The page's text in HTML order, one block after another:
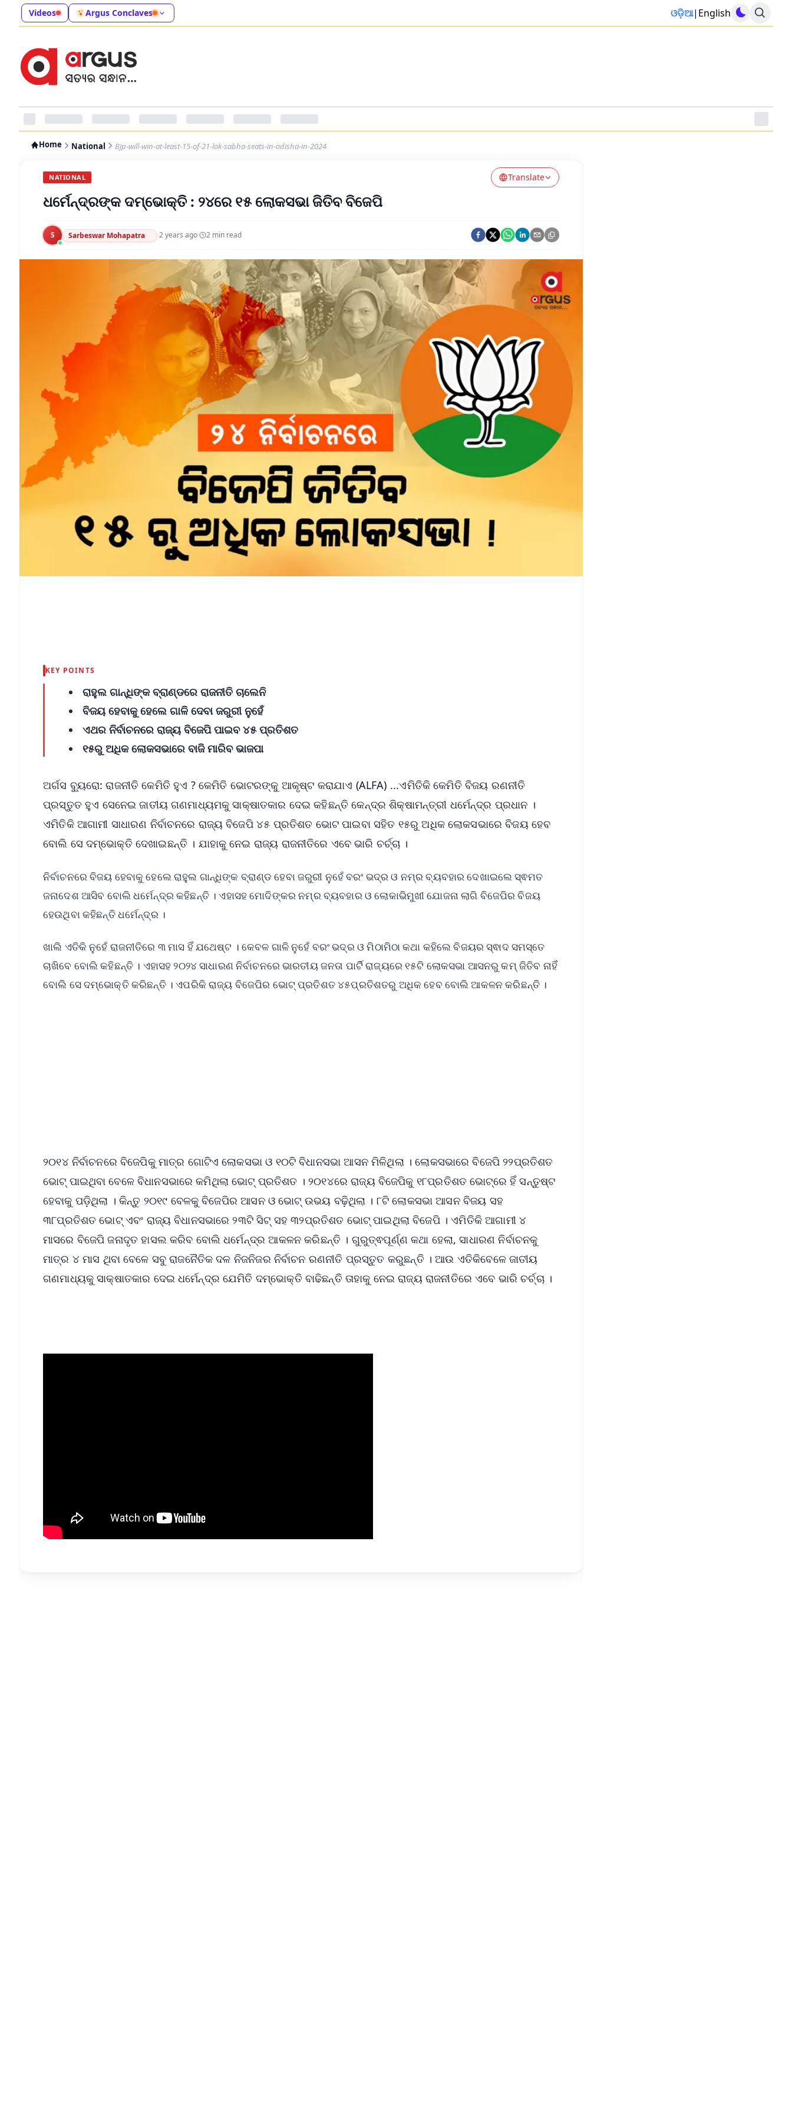
Videos Argus Conclaves ଓଡ଼ିଆ| English
Home National Bjp-will-win-at-least-15-of-21-lok-sabha-seats-in-odisha-in-2024
NATIONAL Translate
ଧର୍ମେନ୍ଦ୍ରଙ୍କ ଦମ୍ଭୋକ୍ତି : ୨୪ରେ ୧୫ ଲୋକସଭା ଜିତିବ ବିଜେପି
S Sarbeswar Mohapatra ·2 years ago· 2 min read
KEY POINTS
ରାହୁଲ ଗାନ୍ଧିଙ୍କ ବ୍ରାଣ୍ଡରେ ରାଜନୀତି ଚାଲେନି
ବିଜୟ ହେବାକୁ ହେଲେ ଗାଳି ଦେବା ଜରୁରୀ ନୁହେଁ
ଏଥର ନିର୍ବାଚନରେ ରାଜ୍ୟ ବିଜେପି ପାଇବ ୪୫ ପ୍ରତିଶତ
୧୫ରୁ ଅଧିକ ଲୋକସଭାରେ ବାଜି ମାରିବ ଭାଜପା
ଅର୍ଗସ ବ୍ୟୁରୋ: ରାଜନୀତି କେମିତି ହୁଏ ? କେମିତି ଭୋଟରଙ୍କୁ ଆକୃଷ୍ଟ କରାଯାଏ (ALFA) ...ଏମିତିକି କେମିତି ବିଜୟ ରଣନୀତି
ପ୍ରସ୍ତୁତ ହୁଏ ସେନେଇ ଜାତୀୟ ଗଣମାଧ୍ୟମକୁ ସାକ୍ଷାତକାର ଦେଇ କହିଛନ୍ତି କେନ୍ଦ୍ର ଶିକ୍ଷାମନ୍ତ୍ରୀ ଧର୍ମେନ୍ଦ୍ର ପ୍ରଧାନ ।
ଏମିତିକି ଆଗାମୀ ସାଧାରଣ ନିର୍ବାଚନରେ ରାଜ୍ୟ ବିଜେପି ୪୫ ପ୍ରତିଶତ ଭୋଟ ପାଇବା ସହିତ ୧୫ରୁ ଅଧିକ ଲୋକସଭାରେ ବିଜୟ ହେବ
ବୋଲି ସେ ଦମ୍ଭୋକ୍ତି ଦେଖାଇଛନ୍ତି । ଯାହାକୁ ନେଇ ରାଜ୍ୟ ରାଜନୀତିରେ ଏବେ ଭାରି ଚର୍ଚ୍ଚା ।
ନିର୍ବାଚନରେ ବିଜୟ ହେବାକୁ ହେଲେ ରାହୁଲ ଗାନ୍ଧିଙ୍କ ବ୍ରାଣ୍ଡ ହେବା ଜରୁରୀ ନୁହେଁ ବରଂ ଭଦ୍ର ଓ ନମ୍ର ବ୍ୟବହାର ଦେଖାଇଲେ ସ୍ଵମତ
ଜନାଦେଶ ଆସିବ ବୋଲି ଧର୍ମେନ୍ଦ୍ର କହିଛନ୍ତି । ଏହାସହ ମୋଦିଙ୍କର ନମ୍ର ବ୍ୟବହାର ଓ ଲୋକାଭିମୁଖୀ ଯୋଜନା ଲାଗି ବିଜେପିର ବିଜୟ
ହେଉଥିବା କହିଛନ୍ତି ଧର୍ମେନ୍ଦ୍ର ।
ଖାଲି ଏତିକି ନୁହେଁ ରାଜନୀତିରେ ୩ ମାସ ହିଁ ଯଥେଷ୍ଟ । କେବଳ ଗାଳି ନୁହେଁ ବରଂ ଭଦ୍ର ଓ ମିଠାମିଠା କଥା କହିଲେ ବିଜୟର ସ୍ଵାଦ ସମସ୍ତେ
ଚାଖିବେ ବୋଲି କହିଛନ୍ତି । ଏହାସହ ୨୦୨୪ ସାଧାରଣ ନିର୍ବାଚନରେ ଭାରତୀୟ ଜନତା ପାର୍ଟି ରାଜ୍ୟରେ ୧୫ଟି ଲୋକସଭା ଆସନରୁ କମ୍ ଜିତିବ ନାହିଁ
ବୋଲି ସେ ଦମ୍ଭୋକ୍ତି କରିଛନ୍ତି । ଏପରିକି ରାଜ୍ୟ ବିଜେପିର ଭୋଟ୍ ପ୍ରତିଶତ ୪୫ପ୍ରତିଶତରୁ ଅଧିକ ହେବ ବୋଲି ଆକଳନ କରିଛନ୍ତି ।
୨୦୧୪ ନିର୍ବାଚନରେ ବିଜେପିକୁ ମାତ୍ର ଗୋଟିଏ ଲୋକସଭା ଓ ୧୦ଟି ବିଧାନସଭା ଆସନ ମିଳିଥିଲା । ଲୋକସଭାରେ ବିଜେପି ୨୨ପ୍ରତିଶତ
ଭୋଟ୍ ପାଇଥିବା ବେଳେ ବିଧାନସଭାରେ କମିଥିଲା ଭୋଟ୍ ପ୍ରତିଶତ । ୨୦୧୪ରେ ରାଜ୍ୟ ବିଜେପିକୁ ୧୮ପ୍ରତିଶତ ଭୋଟ୍‌ରେ ହିଁ ସନ୍ତୁଷ୍ଟ
ହେବାକୁ ପଡ଼ିଥିଲା । କିନ୍ତୁ ୨୦୧୯ ବେଳକୁ ବିଜେପିର ଆସନ ଓ ଭୋଟ୍ ଉଭୟ ବଢ଼ିଥିଲା । ୮ଟି ଲୋକସଭା ଆସନ ବିଜୟ ସହ
୩୮ପ୍ରତିଶତ ଭୋଟ୍ ଏବଂ ରାଜ୍ୟ ବିଧାନସଭାରେ ୨୩ଟି ସିଟ୍ ସହ ୩୨ପ୍ରତିଶତ ଭୋଟ୍ ପାଇଥିଲା ବିଜେପି । ଏମିତିକି ଆଗାମୀ ୪
ମାସରେ ବିଜେପି ଜନାଦୃତ ହାସଲ କରିବ ବୋଲି ଧର୍ମେନ୍ଦ୍ର ଆକଳନ କରିଛନ୍ତି । ଗୁରୁତ୍ଵପୂର୍ଣ୍ଣ କଥା ହେଲା, ସାଧାରଣ ନିର୍ବାଚନକୁ
ମାତ୍ର ୪ ମାସ ଥିବା ବେଳେ ସବୁ ରାଜନୈତିକ ଦଳ ନିଜନିଜର ନିର୍ବାଚନ ରଣନୀତି ପ୍ରସ୍ତୁତ କରୁଛନ୍ତି । ଆଉ ଏତିକିବେଳେ ଜାତୀୟ
ଗଣମାଧ୍ୟକୁ ସାକ୍ଷାତକାର ଦେଇ ଧର୍ମେନ୍ଦ୍ର ଯେମିତି ଦମ୍ଭୋକ୍ତି ବାଢିଛନ୍ତି ତାହାକୁ ନେଇ ରାଜ୍ୟ ରାଜନୀତିରେ ଏବେ ଭାରି ଚର୍ଚ୍ଚା ।